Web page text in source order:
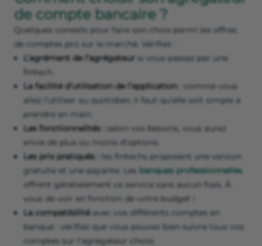
de compte bancaire ?
Quelques conseils pour faire son choix parmi les offres
de comptes pro sur le marché. Vérifiez :
L’agrément de l’agrégateur si vous passez par une
fintech.
La facilité d’utilisation de l’application : comme vous
allez l’utiliser au quotidien, il faut qu’elle soit simple à
prendre en main.
Les fonctionnalités :
selon vos besoins, vous aurez
envie de plus ou moins d’options.
Les prix pratiqués :
les fintechs proposent une version
gratuite et une payante. Les banques professionnelles
offrent généralement ce service sans aucun frais. À
vous de voir en fonction de votre budget !
La compatibilité avec vos différents comptes en
banque : vérifiez que vous pouvez bien suivre tous vos
comptes sur l’agrégateur choisi.